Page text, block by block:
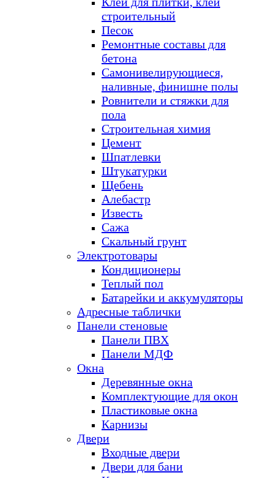
строительный
Песок
Ремонтные составы для
бетона
Самонивелирующиеся,
наливные, финишне полы
Ровнители и стяжки для
пола
Строительная химия
Цемент
Шпатлевки
Штукатурки
Щебень
Алебастр
Известь
Сажа
Скальный грунт
Электротовары
Кондиционеры
Теплый пол
Батарейки и аккумуляторы
Адресные таблички
Панели стеновые
Панели ПВХ
Панели МДФ
Окна
Деревянные окна
Комплектующие для окон
Пластиковые окна
Карнизы
Двери
Входные двери
Двери для бани